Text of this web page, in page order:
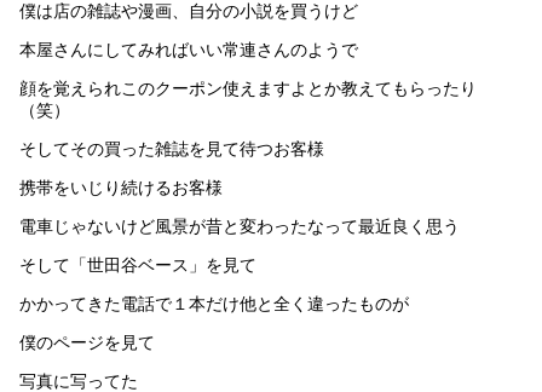
僕は店の雑誌や漫画、自分の小説を買うけど
本屋さんにしてみればいい常連さんのようで
顔を覚えられこのクーポン使えますよとか教えてもらったり
（笑）
そしてその買った雑誌を見て待つお客様
携帯をいじり続けるお客様
電車じゃないけど風景が昔と変わったなって最近良く思う
そして「世田谷ベース」を見て
かかってきた電話で１本だけ他と全く違ったものが
僕のページを見て
写真に写ってた